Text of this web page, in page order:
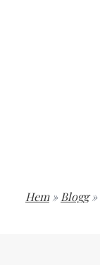
Hem » Blogg »